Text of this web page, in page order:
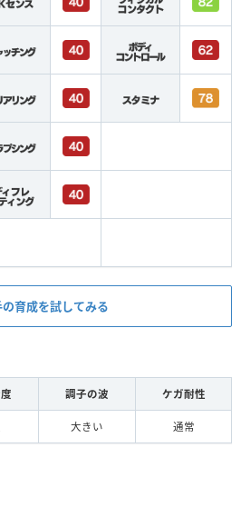
育成を試してみる
調子の波 ケガ耐性
大きい 通常